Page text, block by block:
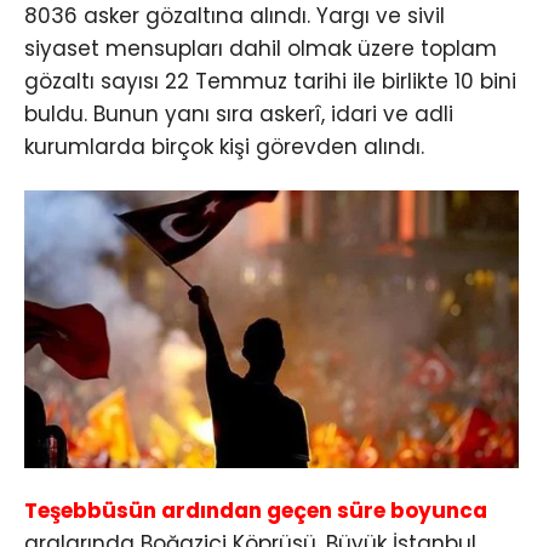
8036 asker gözaltına alındı. Yargı ve sivil
siyaset mensupları dahil olmak üzere toplam
gözaltı sayısı 22 Temmuz tarihi ile birlikte 10 bini
buldu. Bunun yanı sıra askerî, idari ve adli
kurumlarda birçok kişi görevden alındı.
Teşebbüsün ardından geçen süre boyunca